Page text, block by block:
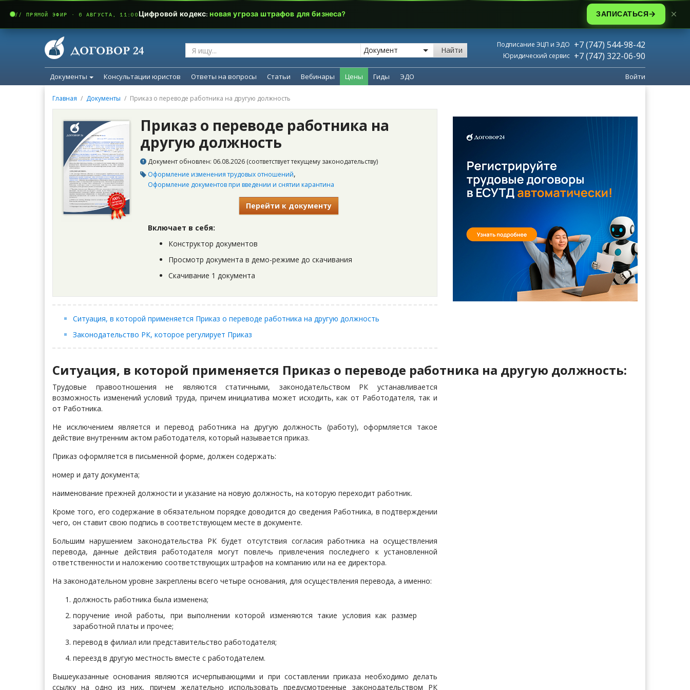
Найти
Подписание ЭЦП и ЭДО +7 (747) 544-98-42
Юридический сервис +7 (747) 322-06-90
Документы Консультации юристов Ответы на вопросы Статьи Вебинары Цены Гиды ЭДО Войти
Главная Документы Приказ о переводе работника на другую должность
Приказ о переводе работника на
другую должность
Документ обновлен: 06.08.2026 (соответствует текущему законодательству)
Оформление изменения трудовых отношений,
Оформление документов при введении и снятии карантина
Перейти к документу
Включает в себя:
Конструктор документов
Просмотр документа в демо-режиме до скачивания
Скачивание 1 документа
Ситуация, в которой применяется Приказ о переводе работника на другую должность
Законодательство РК, которое регулирует Приказ
Ситуация, в которой применяется Приказ о переводе работника на другую должность:
Трудовые правоотношения не являются статичными, законодательством РК устанавливается
возможность изменений условий труда, причем инициатива может исходить, как от Работодателя, так и
от Работника.
Не исключением является и перевод работника на другую должность (работу), оформляется такое
действие внутренним актом работодателя, который называется приказ.
Приказ оформляется в письменной форме, должен содержать:
номер и дату документа;
наименование прежней должности и указание на новую должность, на которую переходит работник.
Кроме того, его содержание в обязательном порядке доводится до сведения Работника, в подтверждении
чего, он ставит свою подпись в соответствующем месте в документе.
Большим нарушением законодательства РК будет отсутствия согласия работника на осуществления
перевода, данные действия работодателя могут повлечь привлечения последнего к установленной
ответственности и наложению соответствующих штрафов на компанию или на ее директора.
На законодательном уровне закреплены всего четыре основания, для осуществления перевода, а именно:
должность работника была изменена;
поручение иной работы, при выполнении которой изменяются такие условия как размер
заработной платы и прочее;
перевод в филиал или представительство работодателя;
переезд в другую местность вместе с работодателем.
Вышеуказанные основания являются исчерпывающими и при составлении приказа необходимо делать
ссылку на одно из них, причем желательно использовать предусмотренные законодательством РК
// ПРЯМОЙ ЭФИР · 6 АВГУСТА, 11:00Цифровой кодекс:новая угроза штрафов для бизнеса? ЗАПИСАТЬСЯ